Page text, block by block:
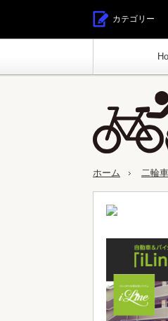
カテゴリー
ホーム 二輪